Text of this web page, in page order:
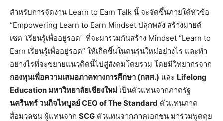
สำหรับการจัดงาน Learn to Earn Talk นี้ จะจัดขึ้นภายใต้หัวข้อ
“Empowering Learn to Earn Mindset ปลุกพลัง สร้างมายด์
เซต ‘เรียนรู้เพื่ออยู่รอด’ ที่จะมาร่วมกันสร้าง Mindset “Learn to
Earn เรียนรู้เพื่ออยู่รอด” ให้เกิดขึ้นในคนรุ่นใหม่อย่างไร และทำ
อย่างไรที่จะขยายแนวคิดนี้ไปสู่สังคมโดยรวม โดยมีวิทยากรจาก
กองทุนเพื่อความเสมอภาคทางการศึกษา (กสศ.) และ Lifelong
Education มหาวิทยาลัยเชียงใหม่ เป็นตัวแทนจากภาครัฐ
นครินทร์ วนกิจไพบูลย์CEO of The Standard ตัวแทนภาค
สื่อมวลชน ผู้แทนจาก SCG ตัวแทนจากภาคเอกชน มาร่วมพูดคุย